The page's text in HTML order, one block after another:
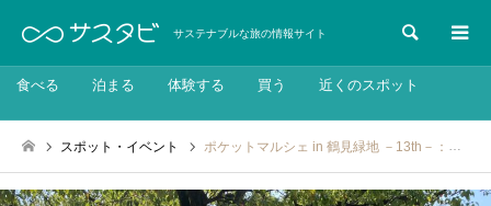
サステナブルな旅の情報サイト 検索
食べる 泊まる 体験する 買う 近くのスポット
スポット・イベント ポケットマルシェ in 鶴見緑地 －13th－：2024年12月7日・8日